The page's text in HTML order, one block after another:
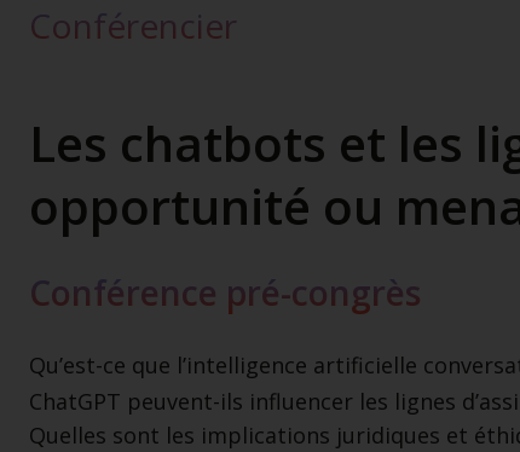
Conférencier
Les chatbots et les
opportunité ou
Conférence pré-congrès
Qu’est-ce que l’intelligence artificielle
ChatGPT peuvent-ils influencer les lignes
Quelles sont les implications juridiques et